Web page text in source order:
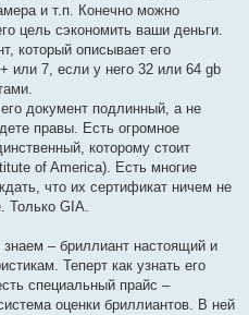
и т.п. Конечно можно
цель сэкономить ваши деньги.
который описывает его
или 7, если у него 32 или 64 gb
документ подлинный, а не
правы. Есть огромное
которому стоит
of America). Есть многие
что их сертификат ничем не
Только GIA.
– бриллиант настоящий и
Теперт как узнать его
специальный прайс –
оценки бриллиантов. В ней